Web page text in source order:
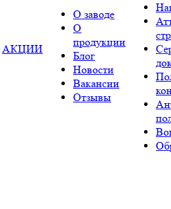
АКЦИИ
О заводе
О
продукции
Блог
Новости
Вакансии
Отзывы